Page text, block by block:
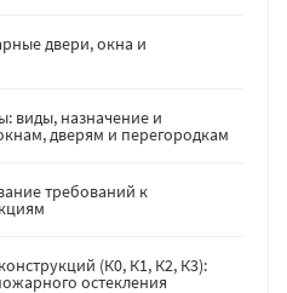
двери, окна и
виды, назначение и
дверям и перегородкам
требований к
(К0, К1, К2, К3):
остекления